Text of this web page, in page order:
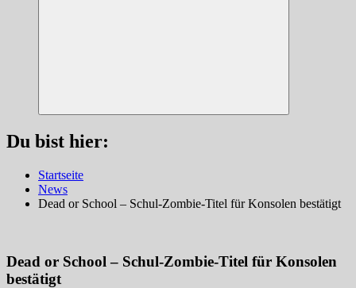
Suchen
Du bist hier:
Startseite
News
Dead or School – Schul-Zombie-Titel für Konsolen bestätigt
Dead or School – Schul-Zombie-Titel für Konsolen
bestätigt